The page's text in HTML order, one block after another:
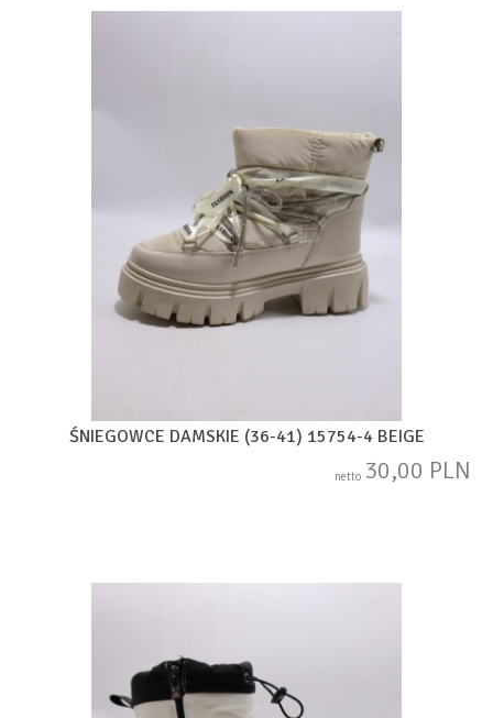
ŚNIEGOWCE DAMSKIE (36-41) 15754-4 BEIGE
netto 30,00 PLN